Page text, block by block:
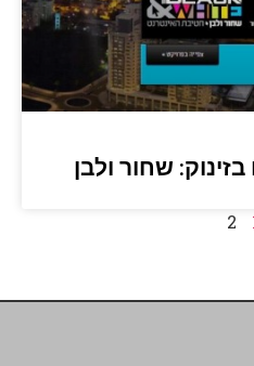
שחור ולבן
2